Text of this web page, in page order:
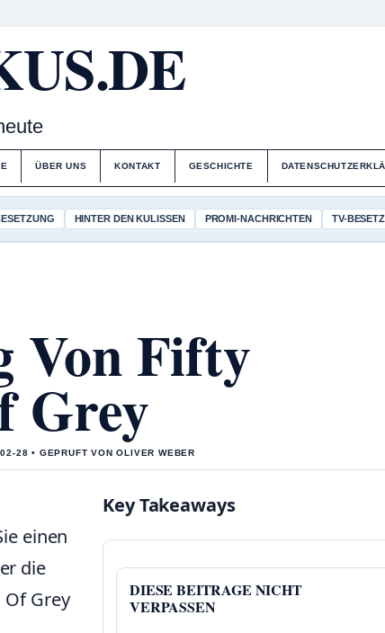
ÜBER UNS KONTAKT GESCHICHTE
HINTER DEN KULISSEN PROMI-NACHRICHTEN TV-
Von Fifty
Grey
28 • GEPRUFT VON OLIVER WEBER
einen
die
Of Grey
Key Takeaways
DIESE BEITRAGE NICHT
VERPASSEN